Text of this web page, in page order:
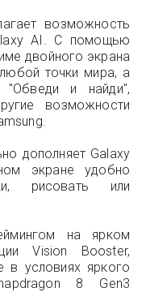
возможность
AI. С помощью
двойного экрана
точки мира, а
"Обведи и найди",
возможности
дополняет Galaxy
экране удобно
рисовать или
на ярком
Vision Booster,
в условиях яркого
8 Gen3